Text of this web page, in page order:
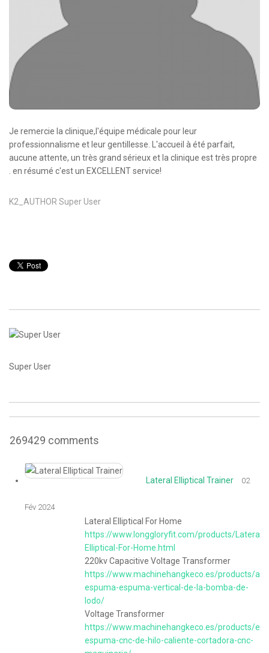
Je remercie la clinique,l'équipe médicale pour leur
professionnalisme et leur gentillesse. L'accueil à été parfait,
aucune attente, un très grand sérieux et la clinique est très propre
. en résumé c'est un EXCELLENT service!
K2_AUTHOR Super User
Super User
269429 comments
Lateral Elliptical Trainer 02
Fév 2024
Lateral Elliptical For Home
https://www.longgloryfit.com/products/Lateral-
Elliptical-For-Home.html
220kv Capacitive Voltage Transformer
https://www.machinehangkeco.es/products/af-
espuma-espuma-vertical-de-la-bomba-de-
lodo/
Voltage Transformer
https://www.machinehangkeco.es/products/
espuma-cnc-de-hilo-caliente-cortadora-cnc-
Oncologie Médicale
Biologie
Patients
Consultations
Nouvelles techniques à AMC
Formation continue
CONTACT